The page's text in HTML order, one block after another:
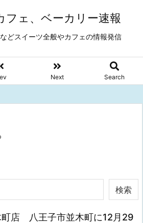
フェ、ベーカリー速報
どスイーツ全般やカフェの情報発信
Next Search
検索
店 八王子市並木町に12月29